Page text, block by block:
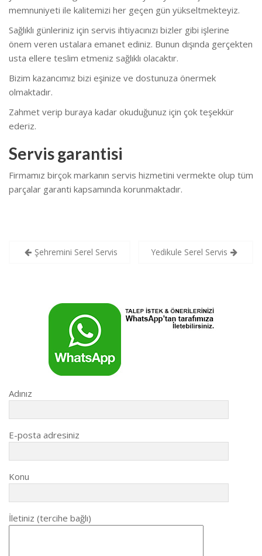
memnuniyeti ile kalitemizi her geçen gün yükseltmekteyiz.
Sağlıklı günleriniz için servis ihtiyacınızı bizler gibi işlerine
önem veren ustalara emanet ediniz. Bunun dışında gerçekten
usta ellere teslim etmeniz sağlıklı olacaktır.
Bizim kazancımız bizi eşinize ve dostunuza önermek
olmaktadır.
Zahmet verip buraya kadar okuduğunuz için çok teşekkür
ederiz.
Servis garantisi
Firmamız birçok markanın servis hizmetini vermekte olup tüm
parçalar garanti kapsamında korunmaktadır.
YazıŞehremini Serel Servis Yedikule Serel Servis
Adınız
E-posta adresiniz
Konu
İletiniz (tercihe bağlı)